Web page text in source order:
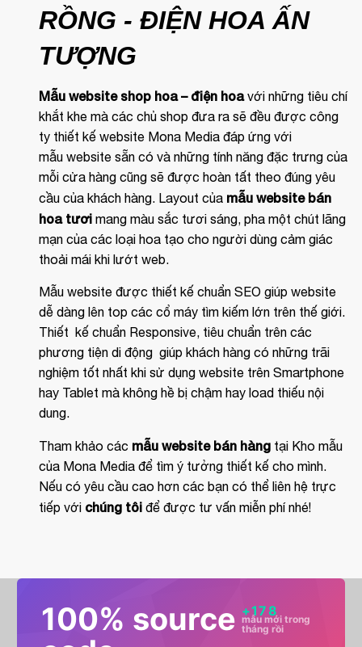
RỒNG - ĐIỆN HOA ẤN
TƯỢNG
Mẫu website shop hoa – điện hoavới những tiêu chí
khắt khe mà các chủ shop đưa ra sẽ đều được công
ty thiết kế website Mona Media đáp ứng với
mẫu website sẵn có và những tính năng đặc trưng của
mỗi cửa hàng cũng sẽ được hoàn tất theo đúng yêu
cầu của khách hàng. Layout của mẫu website bán
hoa tươi mang màu sắc tươi sáng, pha một chút lãng
mạn của các loại hoa tạo cho người dùng cảm giác
thoải mái khi lướt web.
Mẫu website được thiết kế chuẩn SEO giúp website
dễ dàng lên top các cổ máy tìm kiếm lớn trên thế giới.
Thiết kế chuẩn Responsive, tiêu chuẩn trên các
phương tiện di động giúp khách hàng có những trãi
nghiệm tốt nhất khi sử dụng website trên Smartphone
hay Tablet mà không hề bị chậm hay load thiếu nội
dung.
Tham khảo các mẫu website bán hàng tại Kho mẫu
của Mona Media để tìm ý tưởng thiết kế cho mình.
Nếu có yêu cầu cao hơn các bạn có thể liên hệ trực
tiếp với chúng tôi để được tư vấn miễn phí nhé!
100% source +178
mẫu mới trong
tháng rồi